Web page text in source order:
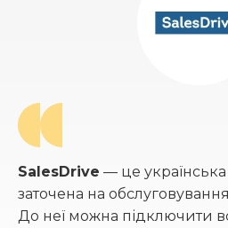
SalesDrive — це
заточена на
До неї можна підключити